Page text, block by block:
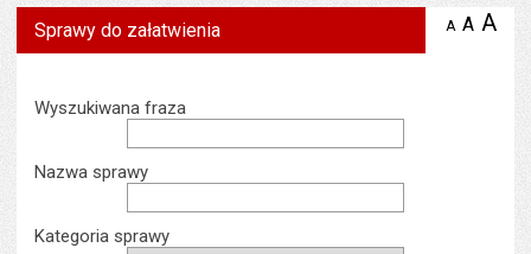
Sprawy do załatwienia A zmniejsz
A A
Wyszukiwarka
Wyszukiwana fraza
Nazwa sprawy
Kategoria sprawy